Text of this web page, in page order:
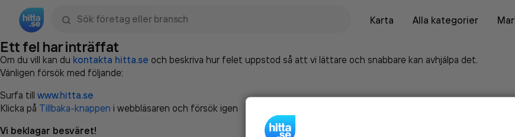
Karta
Alla kategorier
Ett fel har inträffat
Om du vill kan du kontakta hitta.se och beskriva hur felet uppstod så att vi lättare och snabbare kan avhjälpa det.
Vänligen försök med följande:
Surfa till www.hitta.se
Klicka på Tillbaka-knappen i webbläsaren och försök igen
Vi beklagar besväret!